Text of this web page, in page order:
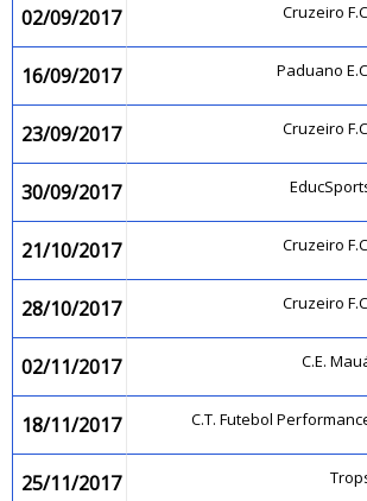
02/09/2017 Cruzeiro
16/09/2017 Paduano
23/09/2017 Cruzeiro
30/09/2017
21/10/2017 Cruzeiro
28/10/2017 Cruzeiro
02/11/2017 C.E.
18/11/2017 C.T. Futebol
25/11/2017